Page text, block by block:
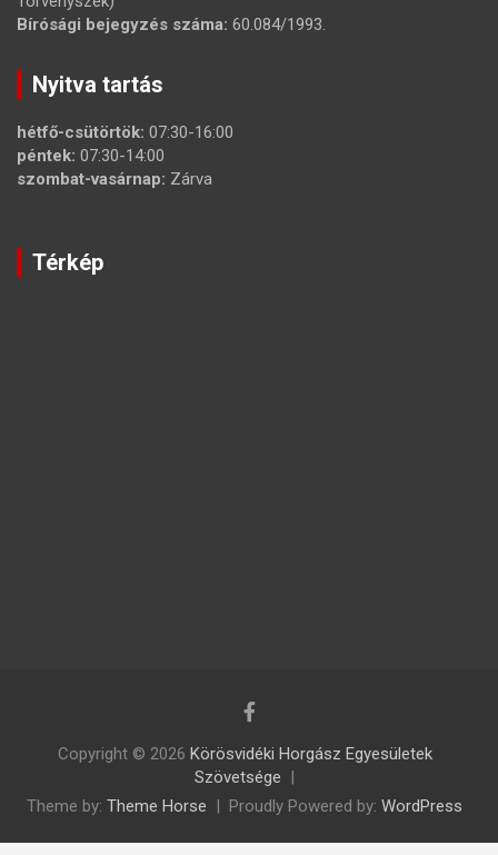
Bírósági bejegyzés száma: 60.084/1993.
Nyitva tartás
hétfő-csütörtök: 07:30-16:00
péntek: 07:30-14:00
szombat-vasárnap: Zárva
Térkép
Copyright © 2026 Körösvidéki Horgász Egyesületek
Szövetsége
Theme by: Theme Horse Proudly Powered by: WordPress